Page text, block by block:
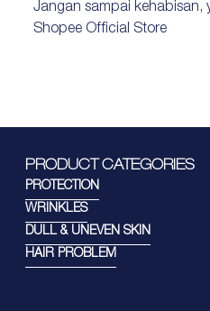
Jangan sampai kehabisan,
Shopee Official Store
PRODUCT CATEGORIES
PROTECTION
WRINKLES
DULL & UNEVEN SKIN
HAIR PROBLEM